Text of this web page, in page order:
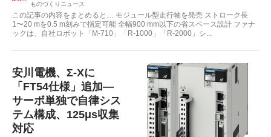
ものづくりニュース
この記事の内容をまとめると… モジュール型走行軸を発売 ストローク長
1〜20 mを0.5 m刻みで指定可能 全幅900 mm以下の省スペース設計 ファナ
ックは、自社ロボット「M-710」「R-1000」「R-2000」シ...
安川電機、Σ‑Xに
「FT54仕様」追加―
サーボ単独で自律シス
テム構成、125μs収集
対応